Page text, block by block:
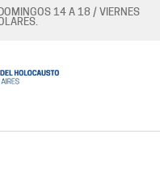
14 A 18 / VIERNES